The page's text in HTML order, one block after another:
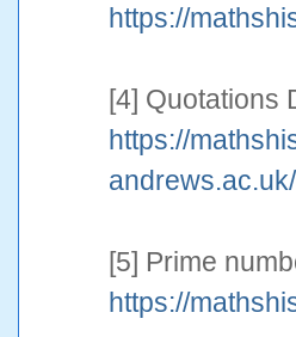
https://
[4] Quotations
https://
[5] Prime
https://